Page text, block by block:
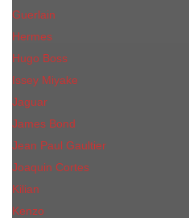
Guerlain
Hermes
Hugo Boss
Issey Miyake
Jaguar
James Bond
Jean Paul Gaultier
Joaquin Сortes
Kilian
Kenzo